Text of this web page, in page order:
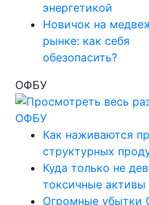
энергетикой
Новичок на
рынке: как себя
обезопасить?
ОФБУ
Как наживаются
структурных
Куда только не
токсичные активы
Огромные убытки